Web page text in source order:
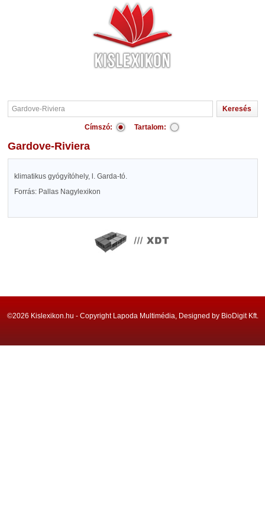
Címszó: Tartalom:
Gardove-Riviera
klimatikus gyógyítóhely, l. Garda-tó.
Forrás: Pallas Nagylexikon
©2026 Kislexikon.hu - Copyright Lapoda Multimédia, Designed by BioDigit Kft.